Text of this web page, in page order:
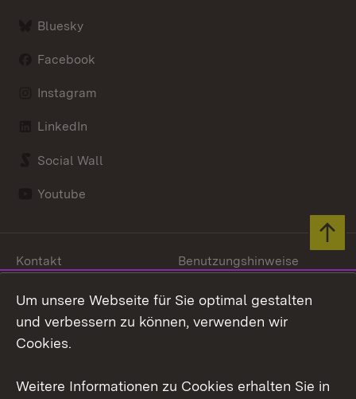
Bluesky
Facebook
Instagram
LinkedIn
Social Wall
Youtube
Kontakt
Benutzungshinweise
Cookies
Um unsere Webseite für Sie optimal gestalten
und verbessern zu können, verwenden wir
Cookies.
Weitere Informationen zu Cookies erhalten Sie in